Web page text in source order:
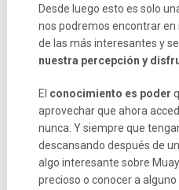
Desde luego esto es solo
nos podremos encontrar
de las más interesantes y
nuestra percepción y
El conocimiento es poder
aprovechar que ahora
nunca. Y siempre que
descansando después de
algo interesante sobre
precioso o conocer a